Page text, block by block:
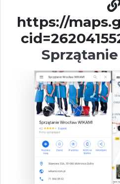
https://